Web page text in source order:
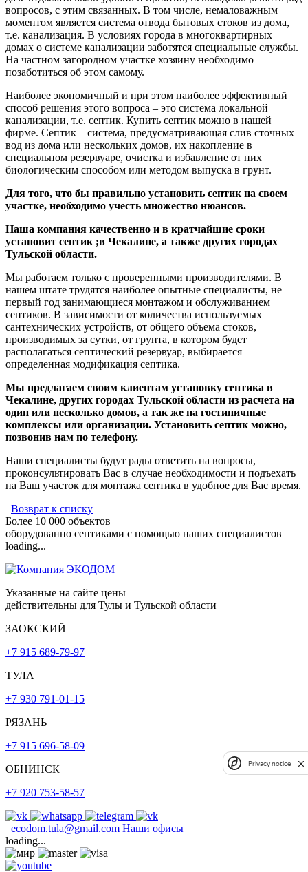
вопросов, с этим связанных. В том числе, немаловажным
моментом является система отвода бытовых стоков из дома,
т.е. канализация. В условиях города в многоквартирных
домах о системе канализации заботятся специальные службы.
На частном загородном участке хозяину необходимо
позаботиться об этом самому.
Наиболее экономичный и при этом наиболее эффективный
способ решения этого вопроса – это система локальной
канализации, т.е. септик. Купить септик можно в нашей
фирме. Септик – система, предусматривающая слив сточных
вод из дома или нескольких домов, их накопление в
специальном резервуаре, очистка и избавление от них
биологическим способом или методом выпуска в грунт.
Для того, что бы правильно установить септик на своем
участке, необходимо учесть множество нюансов.
Наша компания качественно и в кратчайшие сроки
установит септик ;в Чекалине, а также других городах
Тульской области.
Мы работаем только с проверенными производителями. В
нашем штате трудятся наиболее опытные специалисты, не
первый год занимающиеся монтажом и обслуживанием
септиков. В зависимости от количества используемых
сантехнических устройств, от общего объема стоков,
производимых за сутки, от грунта, в котором будет
располагаться септический резервуар, выбирается
определенная модификация септика.
Мы предлагаем своим клиентам установку септика в
Чекалине, других городах Тульской области из расчета на
один или несколько домов, а так же на гостиничные
комплексы или организации. Установить септик можно,
позвонив нам по телефону.
Наши специалисты будут рады ответить на вопросы,
проконсультировать Вас в случае необходимости и подъехать
на Ваш участок для монтажа септика в удобное для Вас время.
Возврат к списку
Более 10 000 объектов
оборудованно септиками с помощью наших специалистов
loading...
Указанные на сайте цены
действительны для Тулы и Тульской области
ЗАОКСКИЙ
+7 915 689-79-97
ТУЛА
+7 930 791-01-15
РЯЗАНЬ
+7 915 696-58-09
ОБНИНСК
+7 920 753-58-57
ecodom.tula@gmail.com Наши офисы
loading...
Privacy notice